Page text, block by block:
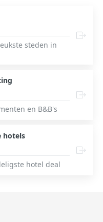
steden in
en B&B's
hotels
hotel deal